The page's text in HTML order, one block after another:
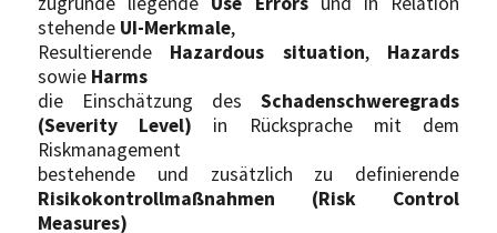
stehende UI-Merkmale,
Resultierende Hazardous situation, Hazards
sowie Harms
die Einschätzung desSchadenschweregrads
(Severity Level) in Rücksprache mit dem
Riskmanagement
bestehende und zusätzlich zu definierende
Risikokontrollmaßnahmen
(Risk Control
Measures)